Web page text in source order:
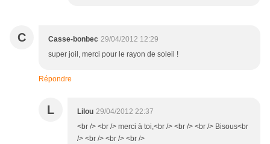
C Casse-bonbec 29/04/2012 12:29
super joil, merci pour le rayon de soleil !
Répondre
L Lilou 29/04/2012 22:37
<br /> <br /> merci à toi,<br /> <br /> <br /> Bisous<br
/> <br /> <br /> <br />